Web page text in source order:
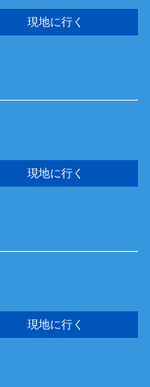
現地に行く
現地に行く
現地に行く